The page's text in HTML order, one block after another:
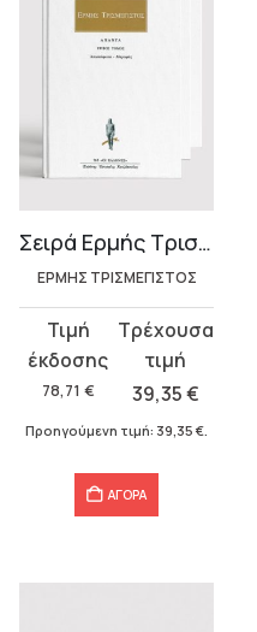
Σειρά Ερμής Τρισμέγιστος
ΕΡΜΗΣ ΤΡΙΣΜΕΓΙΣΤΟΣ
78,71 €
Original
price
was:
78,71 €.
39,35€
τρέχουσα
τιμή
Προηγούμενη τιμή: 39,35 €
ΑΓΟΡΑ